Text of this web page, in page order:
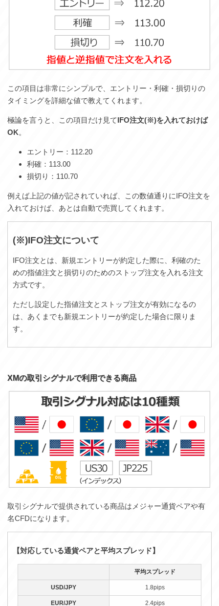
この項目は非常にシンプルで、エントリー・利確・損切りの
タイミングを詳細な値で教えてくれます。
極論を言うと、この項目だけ見てIFO注文(※)を入れておけば
OK。
エントリー：112.20
利確：113.00
損切り：110.70
例えば上記の値が記されていれば、この数値通りにIFO注文を
入れておけば、あとは自動で売買してくれます。
(※)IFO注文について
IFO注文とは、新規エントリーが約定した際に、利確のた
めの指値注文と損切りのためのストップ注文を入れる注文
方式です。
ただし設定した指値注文とストップ注文が有効になるの
は、あくまでも新規エントリーが約定した場合に限りま
す。
XMの取引シグナルで利用できる商品
取引シグナルで提供されている商品はメジャー通貨ペアや有
名CFDになります。
【対応している通貨ペアと平均スプレッド】
平均スプレッド
USD/JPY 1.8pips
EUR/JPY 2.4pips